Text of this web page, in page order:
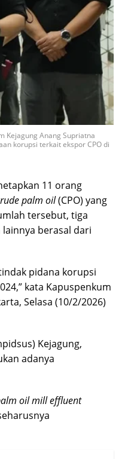
Kejagung Anang Supriatna
korupsi terkait ekspor CPO di
11 orang
palm oil(CPO) yang
tersebut, tiga
berasal dari
pidana korupsi
kata Kapuspenkum
Selasa (10/2/2026)
Kejagung,
adanya
oil mill effluent